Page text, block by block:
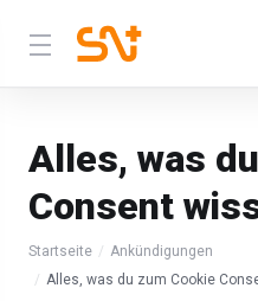
Alles, was
Consent
Startseite
Ankündigungen
Alles, was du zum Cookie